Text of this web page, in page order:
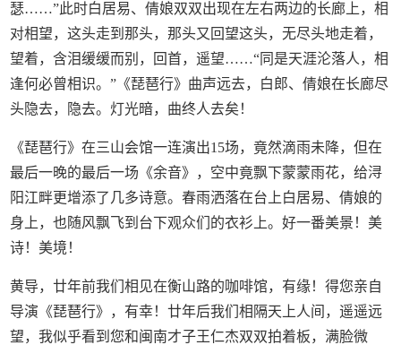
瑟……”此时白居易、倩娘双双出现在左右两边的长廊上，相
对相望，这头走到那头，那头又回望这头，无尽头地走着，
望着，含泪缓缓而别，回首，遥望……“同是天涯沦落人，相
逢何必曾相识。”《琵琶行》曲声远去，白郎、倩娘在长廊尽
头隐去，隐去。灯光暗，曲终人去矣！
《琵琶行》在三山会馆一连演出15场，竟然滴雨未降，但在
最后一晚的最后一场《余音》，空中竟飘下蒙蒙雨花，给浔
阳江畔更增添了几多诗意。春雨洒落在台上白居易、倩娘的
身上，也随风飘飞到台下观众们的衣衫上。好一番美景！美
诗！美境！
黄导，廿年前我们相见在衡山路的咖啡馆，有缘！得您亲自
导演《琵琶行》，有幸！廿年后我们相隔天上人间，遥遥远
望，我似乎看到您和闽南才子王仁杰双双拍着板，满脸微